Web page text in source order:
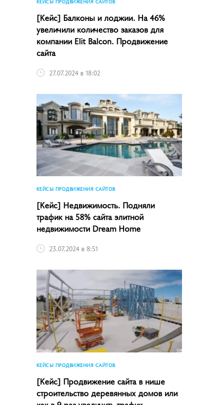
[Кейс] Балконы и лоджии. На 46%
увеличили количество заказов для
компании Elit Balcon. Продвижение
сайта
27.07.2024 в 18:02
КЕЙСЫ ПРОДВИЖЕНИЯ САЙТОВ
[Кейс] Недвижимость. Подняли
трафик на 58% сайта элитной
недвижимости Dream Home
23.07.2024 в 8:51
КЕЙСЫ ПРОДВИЖЕНИЯ САЙТОВ
[Кейс] Продвижение сайта в нише
строительство деревянных домов или